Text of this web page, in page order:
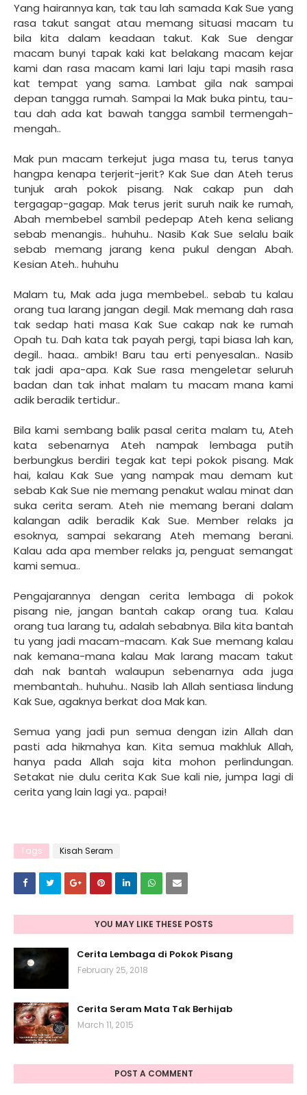
Yang hairannya kan, tak tau lah samada Kak Sue yang
rasa takut sangat atau memang situasi macam tu
bila kita dalam keadaan takut. Kak Sue dengar
macam bunyi tapak kaki kat belakang macam kejar
kami dan rasa macam kami lari laju tapi masih rasa
kat tempat yang sama. Lambat gila nak sampai
depan tangga rumah. Sampai la Mak buka pintu, tau-
tau dah ada kat bawah tangga sambil termengah-
mengah..
Mak pun macam terkejut juga masa tu, terus tanya
hangpa kenapa terjerit-jerit? Kak Sue dan Ateh terus
tunjuk arah pokok pisang. Nak cakap pun dah
tergagap-gagap. Mak terus jerit suruh naik ke rumah,
Abah membebel sambil pedepap Ateh kena seliang
sebab menangis.. huhuhu.. Nasib Kak Sue selalu baik
sebab memang jarang kena pukul dengan Abah.
Kesian Ateh.. huhuhu
Malam tu, Mak ada juga membebel.. sebab tu kalau
orang tua larang jangan degil. Mak memang dah rasa
tak sedap hati masa Kak Sue cakap nak ke rumah
Opah tu. Dah kata tak payah pergi, tapi biasa lah kan,
degil.. haaa.. ambik! Baru tau erti penyesalan.. Nasib
tak jadi apa-apa. Kak Sue rasa mengeletar seluruh
badan dan tak inhat malam tu macam mana kami
adik beradik tertidur..
Bila kami sembang balik pasal cerita malam tu, Ateh
kata sebenarnya Ateh nampak lembaga putih
berbungkus berdiri tegak kat tepi pokok pisang. Mak
hai, kalau Kak Sue yang nampak mau demam kut
sebab Kak Sue nie memang penakut walau minat dan
suka cerita seram. Ateh nie memang berani dalam
kalangan adik beradik Kak Sue. Member relaks ja
esoknya, sampai sekarang Ateh memang berani.
Kalau ada apa member relaks ja, penguat semangat
kami semua..
Pengajarannya dengan cerita lembaga di pokok
pisang nie, jangan bantah cakap orang tua. Kalau
orang tua larang tu, adalah sebabnya. Bila kita bantah
tu yang jadi macam-macam. Kak Sue memang kalau
nak kemana-mana kalau Mak larang macam takut
dah nak bantah walaupun sebenarnya ada juga
membantah.. huhuhu.. Nasib lah Allah sentiasa lindung
Kak Sue, agaknya berkat doa Mak kan.
Semua yang jadi pun semua dengan izin Allah dan
pasti ada hikmahya kan. Kita semua makhluk Allah,
hanya pada Allah saja kita mohon perlindungan.
Setakat nie dulu cerita Kak Sue kali nie, jumpa lagi di
cerita yang lain lagi ya.. papai!
Tags Kisah Seram
YOU MAY LIKE THESE POSTS
Cerita Lembaga di Pokok Pisang
February 25, 2018
Cerita Seram Mata Tak Berhijab
March 11, 2015
POST A COMMENT